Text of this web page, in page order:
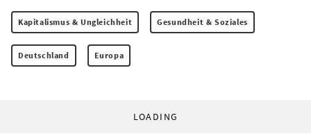
Kapitalismus & Ungleichheit Gesundheit & Soziales
Deutschland Europa
LOADING